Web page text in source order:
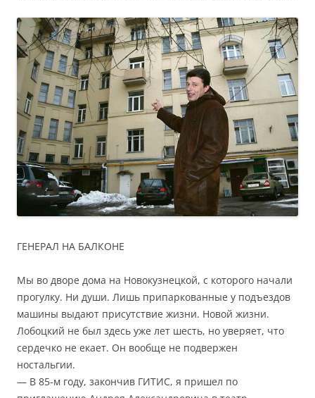
ГЕНЕРАЛ НА БАЛКОНЕ
Мы во дворе дома на Новокузнецкой, с которого начали
прогулку. Ни души. Лишь припаркованные у подъездов
машины выдают присутствие жизни. Новой жизни.
Лобоцкий не был здесь уже лет шесть, но уверяет, что
сердечко не екает. Он вообще не подвержен
ностальгии.
— В 85-м году, закончив ГИТИС, я пришел по